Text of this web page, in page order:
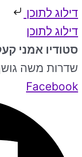
דילוג לתוכן
דילוג לתוכן
סטודיו אמני
שדרות משה גושן 6, קרית
Facebook